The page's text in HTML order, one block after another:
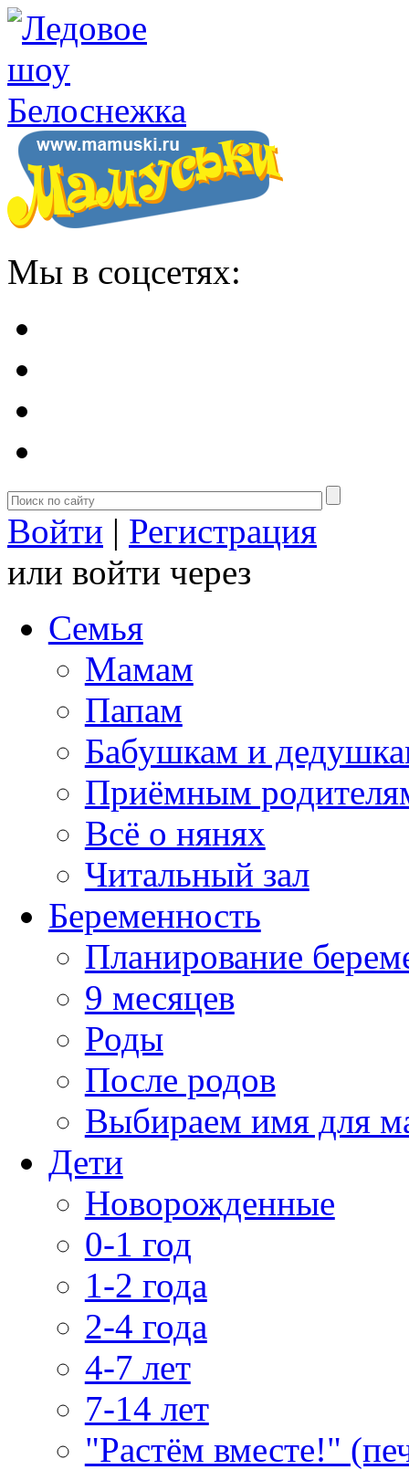
Мы в соцсетях:
Войти | Регистрация
или войти через
Семья
Мамам
Папам
Бабушкам и
Приёмным
Всё о нянях
Читальный зал
Беременность
Планирование
9 месяцев
Роды
После родов
Выбираем имя для
Дети
Новорожденные
0-1 год
1-2 года
2-4 года
4-7 лет
7-14 лет
"Растём вместе!"